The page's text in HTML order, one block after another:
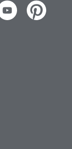
Pinterest